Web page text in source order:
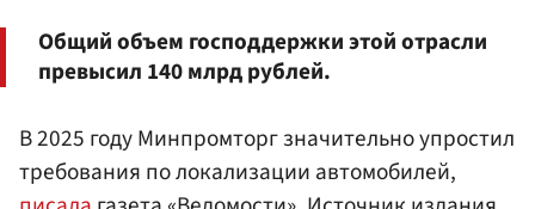
Общий объем господдержки этой отрасли
превысил 140 млрд рублей.
В 2025 году Минпромторг значительно упростил
требования по локализации автомобилей,